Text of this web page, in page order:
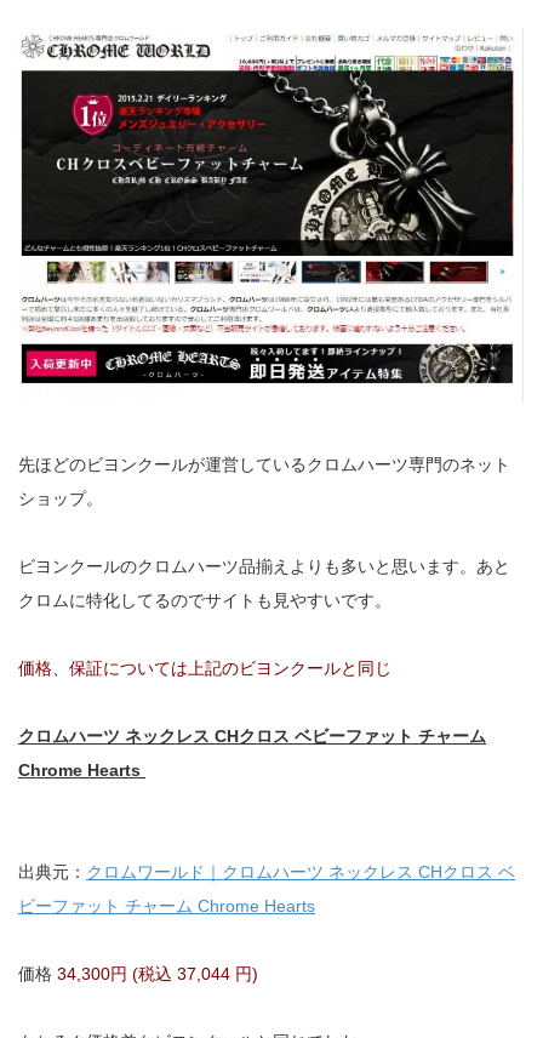
先ほどのビヨンクールが運営しているクロムハーツ専門のネット
ショップ。
ビヨンクールのクロムハーツ品揃えよりも多いと思います。あと
クロムに特化してるのでサイトも見やすいです。
価格、保証については上記のビヨンクールと同じ
クロムハーツ ネックレス CHクロス ベビーファット チャーム
Chrome Hearts
出典元： クロムワールド｜クロムハーツ ネックレス CHクロス ベ
ビーファット チャーム Chrome Hearts
価格 34,300円 (税込 37,044 円)